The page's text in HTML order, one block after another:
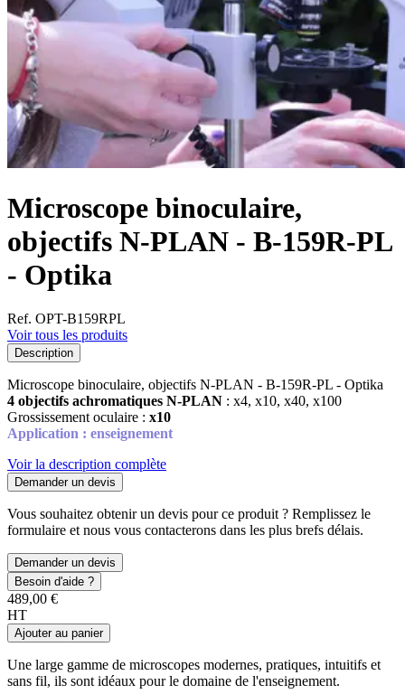
Microscope binoculaire,
objectifs N-PLAN - B-159R-PL
- Optika
Ref. OPT-B159RPL
Voir tous les produits
Description
Microscope binoculaire, objectifs N-PLAN - B-159R-PL - Optika
4 objectifs achromatiques N-PLAN : x4, x10, x40, x100
Grossissement oculaire : x10
Application : enseignement
Voir la description complète
Demander un devis
Vous souhaitez obtenir un devis pour ce produit ? Remplissez le
formulaire et nous vous contacterons dans les plus brefs délais.
Demander un devis
Besoin d'aide ?
489,00 €
HT
Ajouter au panier
Une large gamme de microscopes modernes, pratiques, intuitifs et
sans fil, ils sont idéaux pour le domaine de l'enseignement.